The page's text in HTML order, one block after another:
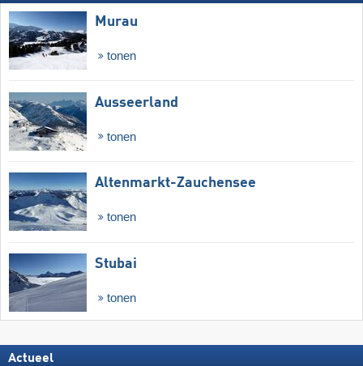
Murau
tonen
Ausseerland
tonen
Altenmarkt-Zauchensee
tonen
Stubai
tonen
Actueel